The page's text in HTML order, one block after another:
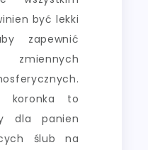
być lekki
zapewnić
koronka to
dla panien
ślub na